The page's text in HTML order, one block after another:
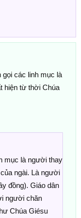
gọi các linh mục là
hiện từ thời Chúa
mục là người thay
ngài. Là người
đồng). Giáo dân
người chăn
Chúa Giésu